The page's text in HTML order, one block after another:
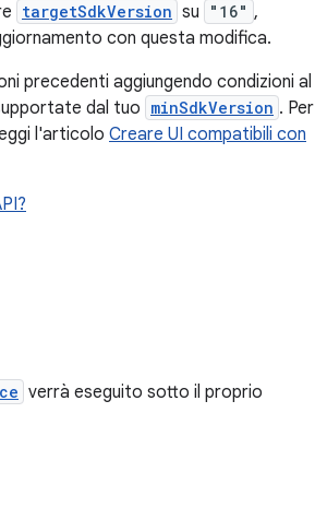
targetSdkVersion su "16" ,
con questa modifica.
precedenti aggiungendo condizioni al
dal tuo minSdkVersion . Per
l'articolo Creare UI compatibili con
verrà eseguito sotto il proprio